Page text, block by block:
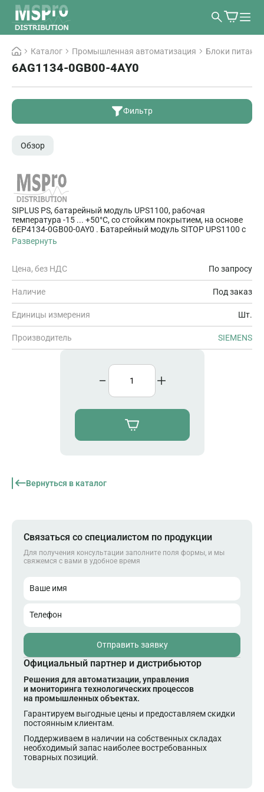
Каталог Промышленная автоматизация Блоки питания
6AG1134-0GB00-4AY0
Фильтр
Обзор
SIPLUS PS, батарейный модуль UPS1100, рабочая
температура -15 ... +50°C, со стойким покрытием, на основе
6EP4134-0GB00-0AY0 . Батарейный модуль SITOP UPS1100 с
необслуживаемыми свинцовыми батареями, для модулей
SITOP DC-UPS, =24 В, 7 А*ч
Развернуть
Цена, без НДС По запросу
Наличие Под заказ
Единицы измерения Шт.
Производитель SIEMENS
Вернуться в каталог
Связаться со специалистом по продукции
Для получения консультации заполните поля формы, и мы
свяжемся с вами в удобное время
Ваше имя
Телефон
Отправить заявку
Официальный партнер и дистрибьютор
Решения для автоматизации, управления
и мониторинга технологических процессов
на промышленных объектах.
Гарантируем выгодные цены и предоставляем скидки
постоянным клиентам.
Поддерживаем в наличии на собственных складах
необходимый запас наиболее востребованных
товарных позиций.